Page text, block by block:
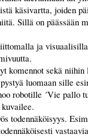
käsivartta, joiden
Sillä on päässään
ja
komennot sekä
luomaan sille
robotille ´Vie pallo
todennäköisyys.